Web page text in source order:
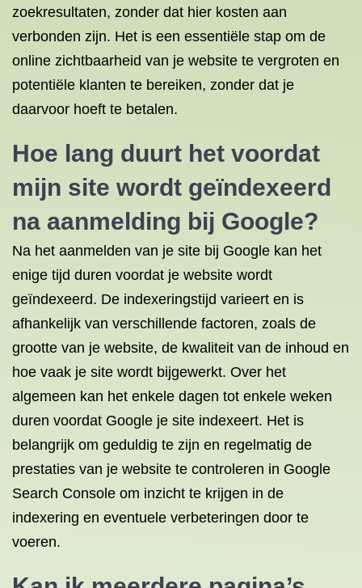
zoekresultaten, zonder dat hier kosten aan
verbonden zijn. Het is een essentiële stap om de
online zichtbaarheid van je website te vergroten en
potentiële klanten te bereiken, zonder dat je
daarvoor hoeft te betalen.
Hoe lang duurt het voordat
mijn site wordt geïndexeerd
na aanmelding bij Google?
Na het aanmelden van je site bij Google kan het
enige tijd duren voordat je website wordt
geïndexeerd. De indexeringstijd varieert en is
afhankelijk van verschillende factoren, zoals de
grootte van je website, de kwaliteit van de inhoud en
hoe vaak je site wordt bijgewerkt. Over het
algemeen kan het enkele dagen tot enkele weken
duren voordat Google je site indexeert. Het is
belangrijk om geduldig te zijn en regelmatig de
prestaties van je website te controleren in Google
Search Console om inzicht te krijgen in de
indexering en eventuele verbeteringen door te
voeren.